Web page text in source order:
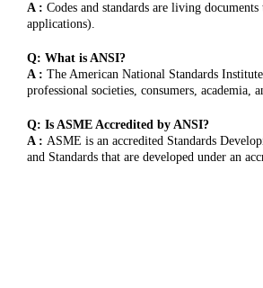
A : Codes and standards are living
applications).
Q: What is ANSI?
A : The American National Standards
professional societies, consumers,
Q: Is ASME Accredited by ANSI?
A : ASME is an accredited Standards
and Standards that are developed under an